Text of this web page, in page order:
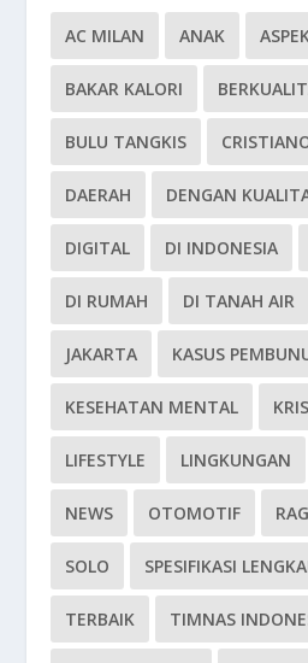
AC MILAN ANAK
BAKAR KALORI
BULU TANGKIS
DAERAH DENGAN
DIGITAL DI INDONESIA
DI RUMAH DI TANAH AIR
JAKARTA KASUS
KESEHATAN MENTAL
LIFESTYLE LINGKUNGAN
NEWS OTOMOTIF
SOLO SPESIFIKASI
TERBAIK TIMNAS